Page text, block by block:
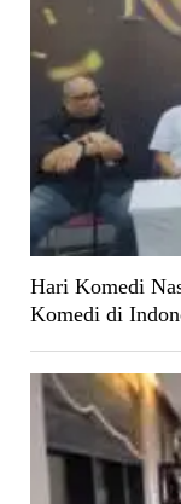
Hari Komedi
Komedi di